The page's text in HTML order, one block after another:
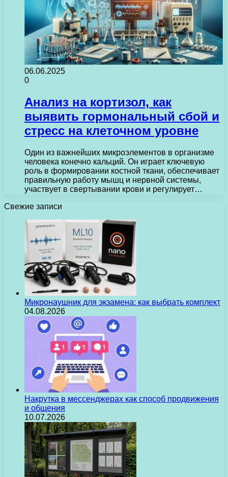
06.06.2025
0
Анализ на кортизол, как
выявить гормональный сбой и
стресс на клеточном уровне
Один из важнейших микроэлементов в организме
человека конечно кальций. Он играет ключевую
роль в формировании костной ткани, обеспечивает
правильную работу мышц и нервной системы,
участвует в свертывании крови и регулирует…
Свежие записи
Микронаушник для экзамена: как выбрать комплект
04.08.2026
Накрутка в мессенджерах как способ продвижения
и общения
10.07.2026